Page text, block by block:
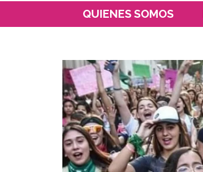
QUIENES SOMOS